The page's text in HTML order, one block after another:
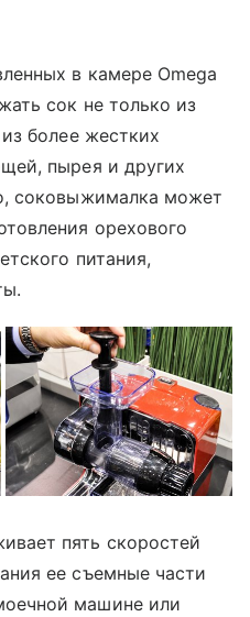
в камере Omega
сок не только из
более жестких
пырея и других
соковыжималка может
орехового
питания,
пять скоростей
ее съемные части
машине или